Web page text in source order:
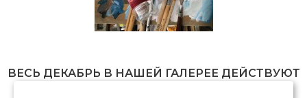
ВЕСЬ ДЕКАБРЬ В НАШЕЙ ГАЛЕРЕЕ ДЕЙСТВУЮТ